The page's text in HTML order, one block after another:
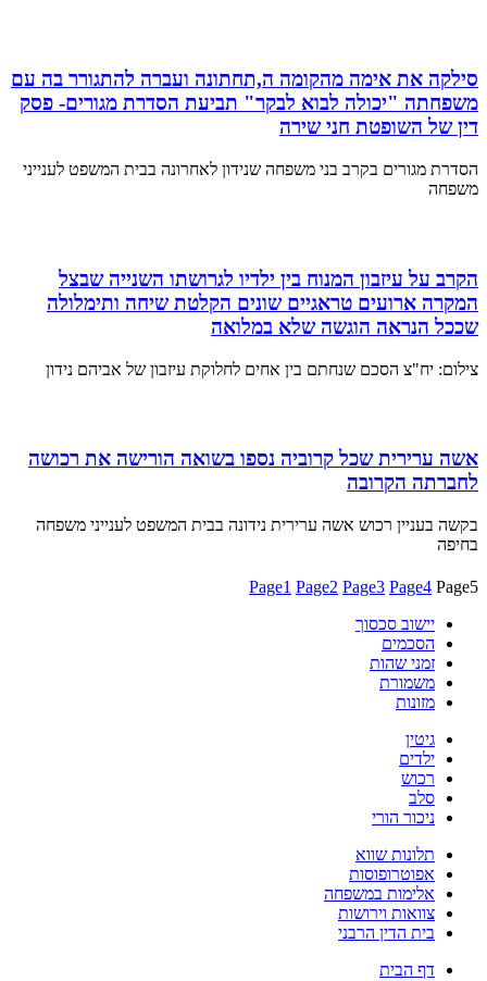
סילקה את אימה מהקומה ה,תחתונה ועברה להתגורר בה עם
משפחתה "יכולה לבוא לבקר" תביעת הסדרת מגורים- פסק
דין של השופטת חני שירה
הסדרת מגורים בקרב בני משפחה שנידון לאחרונה בבית המשפט לענייני
משפחה
הקרב על עיזבון המנוח בין ילדיו לגרושתו השנייה שבצל
המקרה ארועים טראגיים שונים הקלטת שיחה ותימלולה
שככל הנראה הוגשה שלא במלואה
צילום: יח"צ הסכם שנחתם בין אחים לחלוקת עיזבון של אביהם נידון
אשה ערירית שכל קרוביה נספו בשואה הורישה את רכושה
לחברתה הקרובה
בקשה בעניין רכוש אשה ערירית נידונה בבית המשפט לענייני משפחה
בחיפה
Page1 Page2 Page3 Page4 Page5
יישוב סכסוך
הסכמים
זמני שהות
משמורת
מזונות
גיטין
ילדים
רכוש
סלב
ניכור הורי
תלונות שווא
אפוטרופוסות
אלימות במשפחה
צוואות וירושות
בית הדין הרבני
דף הבית